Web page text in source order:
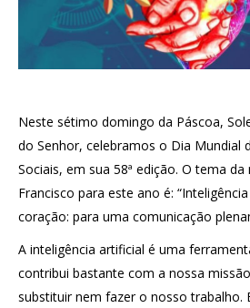
Neste sétimo domingo da Páscoa,
do Senhor, celebramos o Dia Mundial
Sociais, em sua 58ª edição. O tema
Francisco para este ano é:
coração: para uma comunicação
A inteligência artificial é uma
contribui bastante com a nossa
substituir nem fazer o nosso trabalho.